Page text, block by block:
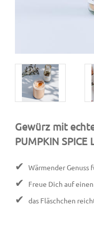
Gewürz mit
PUMPKIN SPICE
✔ Wärmender
✔ Freue Dich auf
✔ das Fläschchen